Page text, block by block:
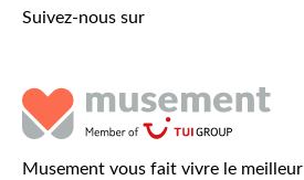
Suivez-nous sur
Musement vous fait vivre le meilleur